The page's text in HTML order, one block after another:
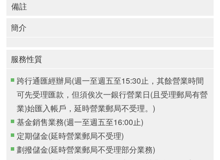
備註
簡介
服務性質
跨行通匯經辦局(週一至週五至15:30止，其餘營業時間
可先受理匯款，但須俟次一銀行營業日(且受理郵局有營
業)始匯入帳戶，延時營業郵局不受理。)
基金銷售業務(週一至週五至16:00止)
定期儲金(延時營業郵局不受理)
劃撥儲金(延時營業郵局不受理部分業務)